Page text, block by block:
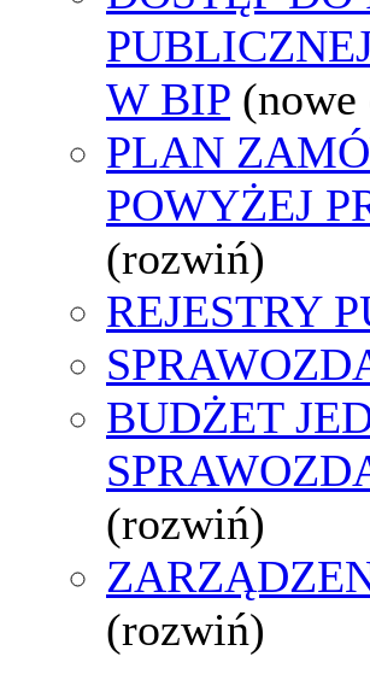
W BIP (nowe
PLAN
POWYŻEJ
(rozwiń)
REJESTRY
BUDŻET
(rozwiń)
(rozwiń)